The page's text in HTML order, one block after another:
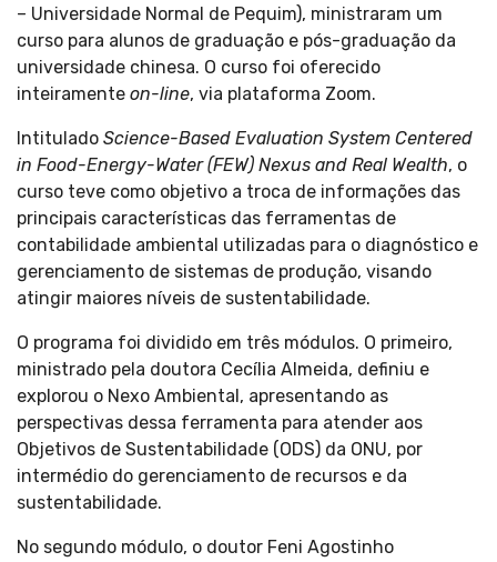
– Universidade Normal de Pequim), ministraram um
curso para alunos de graduação e pós-graduação da
universidade chinesa. O curso foi oferecido
inteiramente on-line, via plataforma Zoom.
Intitulado Science-Based Evaluation System Centered
in Food-Energy-Water (FEW) Nexus and Real Wealth, o
curso teve como objetivo a troca de informações das
principais características das ferramentas de
contabilidade ambiental utilizadas para o diagnóstico e
gerenciamento de sistemas de produção, visando
atingir maiores níveis de sustentabilidade.
O programa foi dividido em três módulos. O primeiro,
ministrado pela doutora Cecília Almeida, definiu e
explorou o Nexo Ambiental, apresentando as
perspectivas dessa ferramenta para atender aos
Objetivos de Sustentabilidade (ODS) da ONU, por
intermédio do gerenciamento de recursos e da
sustentabilidade.
No segundo módulo, o doutor Feni Agostinho